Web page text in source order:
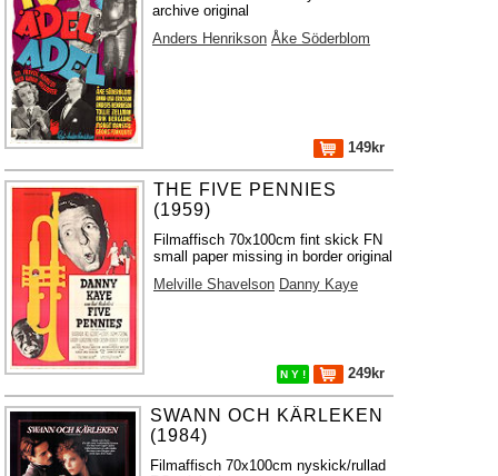
archive original
Anders Henrikson Åke Söderblom
149kr
THE FIVE PENNIES
(1959)
Filmaffisch 70x100cm fint skick FN
small paper missing in border original
Melville Shavelson Danny Kaye
N Y ! 249kr
SWANN OCH KÄRLEKEN
(1984)
Filmaffisch 70x100cm nyskick/rullad